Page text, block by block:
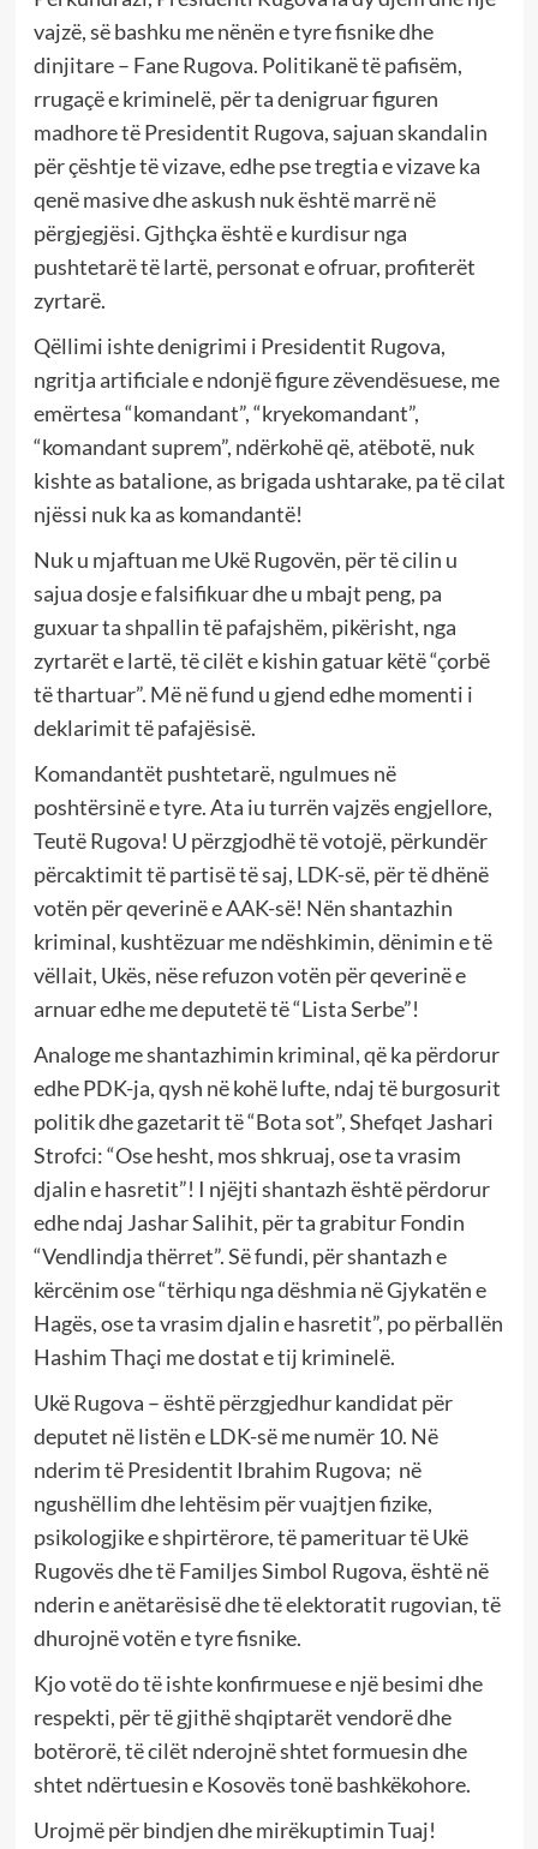
vajzë, së bashku me nënën e tyre fisnike dhe
dinjitare – Fane Rugova. Politikanë të pafisëm,
rrugaçë e kriminelë, për ta denigruar figuren
madhore të Presidentit Rugova, sajuan skandalin
për çështje të vizave, edhe pse tregtia e vizave ka
qenë masive dhe askush nuk është marrë në
përgjegjësi. Gjthçka është e kurdisur nga
pushtetarë të lartë, personat e ofruar, profiterët
zyrtarë.
Qëllimi ishte denigrimi i Presidentit Rugova,
ngritja artificiale e ndonjë figure zëvendësuese, me
emërtesa “komandant”, “kryekomandant”,
“komandant suprem”, ndërkohë që, atëbotë, nuk
kishte as batalione, as brigada ushtarake, pa të cilat
njëssi nuk ka as komandantë!
Nuk u mjaftuan me Ukë Rugovën, për të cilin u
sajua dosje e falsifikuar dhe u mbajt peng, pa
guxuar ta shpallin të pafajshëm, pikërisht, nga
zyrtarët e lartë, të cilët e kishin gatuar këtë “çorbë
të thartuar”. Më në fund u gjend edhe momenti i
deklarimit të pafajësisë.
Komandantët pushtetarë, ngulmues në
poshtërsinë e tyre. Ata iu turrën vajzës engjellore,
Teutë Rugova! U përzgjodhë të votojë, përkundër
përcaktimit të partisë të saj, LDK-së, për të dhënë
votën për qeverinë e AAK-së! Nën shantazhin
kriminal, kushtëzuar me ndëshkimin, dënimin e të
vëllait, Ukës, nëse refuzon votën për qeverinë e
arnuar edhe me deputetë të “Lista Serbe”!
Analoge me shantazhimin kriminal, që ka përdorur
edhe PDK-ja, qysh në kohë lufte, ndaj të burgosurit
politik dhe gazetarit të “Bota sot”, Shefqet Jashari
Strofci: “Ose hesht, mos shkruaj, ose ta vrasim
djalin e hasretit”! I njëjti shantazh është përdorur
edhe ndaj Jashar Salihit, për ta grabitur Fondin
“Vendlindja thërret”. Së fundi, për shantazh e
kërcënim ose “tërhiqu nga dëshmia në Gjykatën e
Hagës, ose ta vrasim djalin e hasretit”, po përballën
Hashim Thaçi me dostat e tij kriminelë.
Ukë Rugova – është përzgjedhur kandidat për
deputet në listën e LDK-së me numër 10. Në
nderim të Presidentit Ibrahim Rugova; në
ngushëllim dhe lehtësim për vuajtjen fizike,
psikologjike e shpirtërore, të pamerituar të Ukë
Rugovës dhe të Familjes Simbol Rugova, është në
nderin e anëtarësisë dhe të elektoratit rugovian, të
dhurojnë votën e tyre fisnike.
Kjo votë do të ishte konfirmuese e një besimi dhe
respekti, për të gjithë shqiptarët vendorë dhe
botërorë, të cilët nderojnë shtet formuesin dhe
shtet ndërtuesin e Kosovës tonë bashkëkohore.
Urojmë për bindjen dhe mirëkuptimin Tuaj!